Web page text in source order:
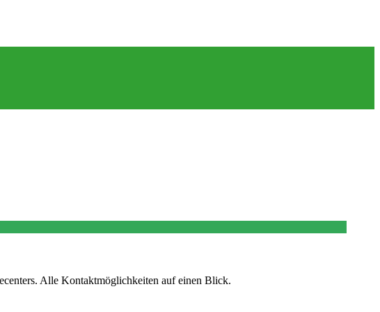
Alle Kontaktmöglichkeiten auf einen Blick.